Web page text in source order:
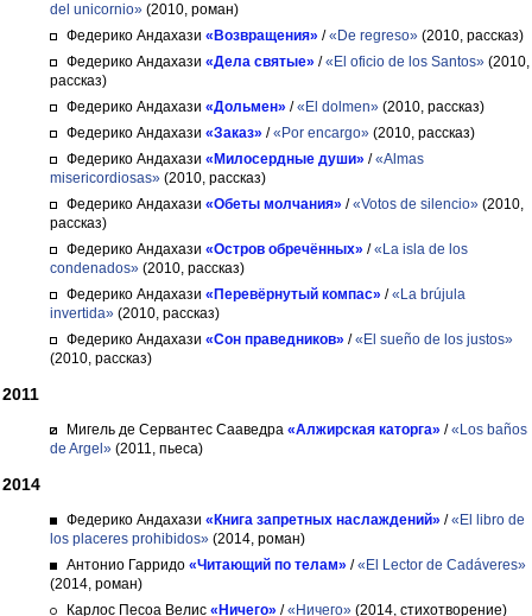
del unicornio» (2010, роман)
Федерико Андахази «Возвращения» /«De regreso» (2010, рассказ)
Федерико Андахази «Дела святые» /«El oficio de los Santos» (2010,
рассказ)
Федерико Андахази «Дольмен» /«El dolmen» (2010, рассказ)
Федерико Андахази «Заказ» /«Por encargo» (2010, рассказ)
Федерико Андахази «Милосердные души» /«Almas
misericordiosas» (2010, рассказ)
Федерико Андахази «Обеты молчания» /«Votos de silencio» (2010,
рассказ)
Федерико Андахази «Остров обречённых» /«La isla de los
condenados» (2010, рассказ)
Федерико Андахази «Перевёрнутый компас» /«La brújula
invertida» (2010, рассказ)
Федерико Андахази «Сон праведников» /«El sueño de los justos»
(2010, рассказ)
2011
Мигель де Сервантес Сааведра «Алжирская каторга» /«Los baños
de Argel» (2011, пьеса)
2014
Федерико Андахази «Книга запретных наслаждений» /«El libro de
los placeres prohibidos» (2014, роман)
Антонио Гарридо «Читающий по телам» /«El Lector de Cadáveres»
(2014, роман)
Карлос Песоа Велис «Ничего» /«Ничего» (2014, стихотворение)